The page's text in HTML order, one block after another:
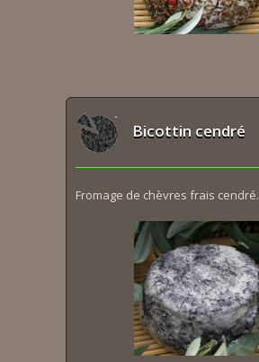
Bicottin cendré
Fromage de chèvres frais cendré.